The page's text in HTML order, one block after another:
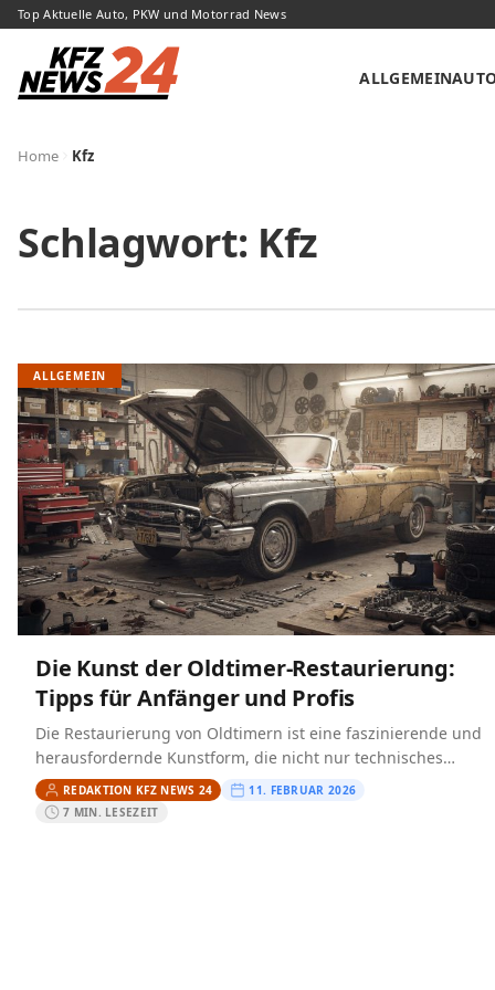
Top Aktuelle Auto, PKW und Motorrad News
ALLGEMEIN
Home Kfz
Schlagwort: Kfz
ALLGEMEIN
Die Kunst der Oldtimer-Restaurierung:
Tipps für Anfänger und Profis
Die Restaurierung von Oldtimern ist eine faszinierende und
herausfordernde Kunstform, die nicht nur technisches
Wissen, sondern auch eine große Portion Leidenschaft
erfordert. Für viele ist…
REDAKTION KFZ NEWS 24
11. FEBRUAR 2026
7 MIN. LESEZEIT